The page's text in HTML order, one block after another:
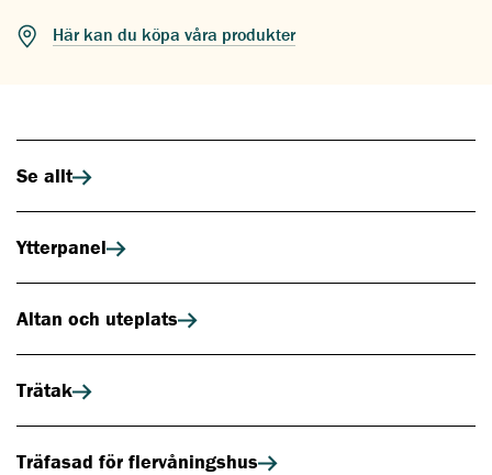
Här kan du köpa våra produkter
Se allt
Ytterpanel
Altan och uteplats
Trätak
Träfasad för flervåningshus